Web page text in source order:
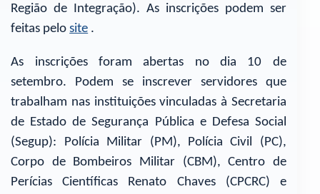
Região de Integração). As inscrições podem ser
feitas pelosite .
As inscrições foram abertas no dia 10 de
setembro. Podem se inscrever servidores que
trabalham nas instituições vinculadas à Secretaria
de Estado de Segurança Pública e Defesa Social
(Segup): Polícia Militar (PM), Polícia Civil (PC),
Corpo de Bombeiros Militar (CBM), Centro de
Perícias Científicas Renato Chaves (CPCRC) e